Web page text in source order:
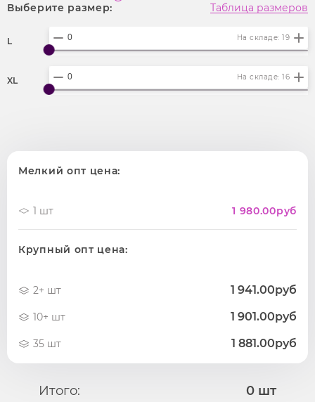
Выберите размер: Таблица размеров
L На складе: 19
XL На складе: 16
Мелкий опт цена:
1 шт 1 980.00руб
Крупный опт цена:
2+ шт 1 941.00руб
10+ шт 1 901.00руб
35 шт 1 881.00руб
Итого: 0 шт